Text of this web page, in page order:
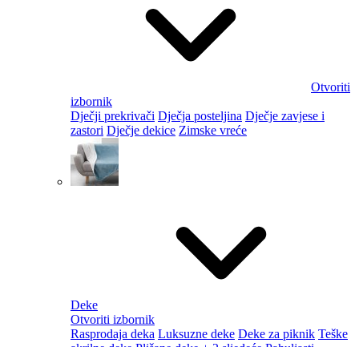
Otvoriti
izbornik
Dječji prekrivači Dječja posteljina Dječje zavjese i
zastori Dječje dekice Zimske vreće
Deke
Otvoriti izbornik
Rasprodaja deka Luksuzne deke Deke za piknik Teške